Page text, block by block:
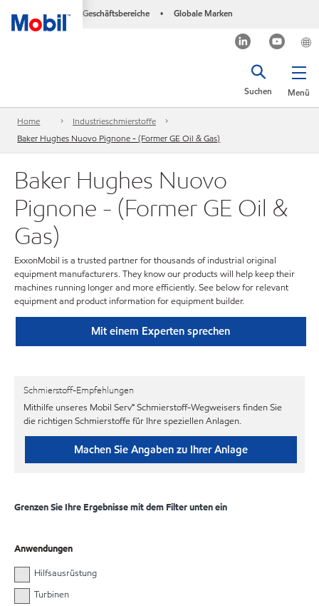
Geschäftsbereiche • Globale Marken
Menü
Suchen
Home
Industrieschmierstoffe
Baker Hughes Nuovo Pignone - (Former GE Oil & Gas)
Baker Hughes Nuovo
Pignone - (Former GE Oil &
Gas)
ExxonMobil is a trusted partner for thousands of industrial original
equipment manufacturers. They know our products will help keep their
machines running longer and more efficiently. See below for relevant
equipment and product information for equipment builder.
Mit einem Experten sprechen
Schmierstoff-Empfehlungen
Mithilfe unseres Mobil Serv℠ Schmierstoff-Wegweisers finden Sie
die richtigen Schmierstoffe für Ihre speziellen Anlagen.
Machen Sie Angaben zu Ihrer Anlage
Grenzen Sie Ihre Ergebnisse mit dem Filter unten ein
Anwendungen
Hilfsausrüstung
Turbinen